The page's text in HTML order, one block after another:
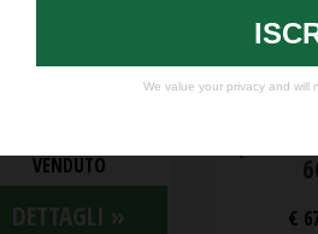
mansardato 6
posti XGO Family
VENDUTO
DETTAGLI » €